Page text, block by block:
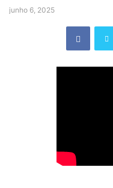
junho 6, 2025